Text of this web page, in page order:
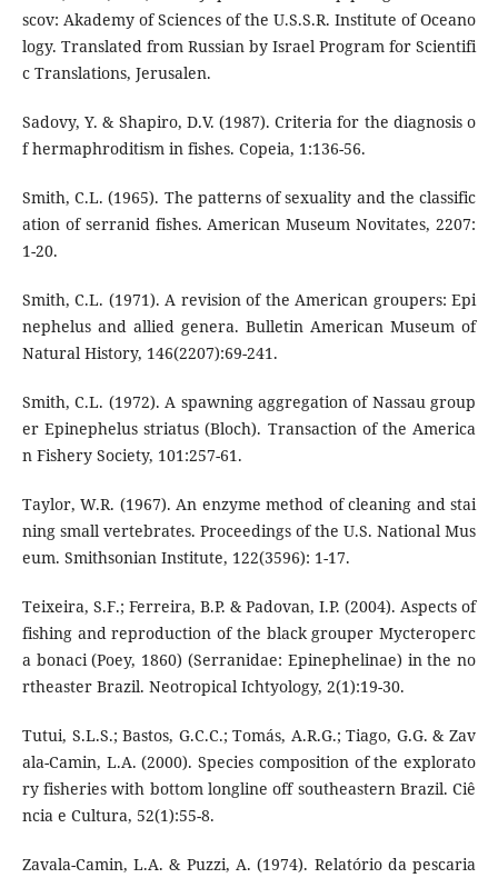
scov: Akademy of Sciences of the U.S.S.R. Institute of Oceano
logy. Translated from Russian by Israel Program for Scientifi
c Translations, Jerusalen.
Sadovy, Y. & Shapiro, D.V. (1987). Criteria for the diagnosis o
f hermaphroditism in fishes. Copeia, 1:136-56.
Smith, C.L. (1965). The patterns of sexuality and the classific
ation of serranid fishes. American Museum Novitates, 2207:
1-20.
Smith, C.L. (1971). A revision of the American groupers: Epi
nephelus and allied genera. Bulletin American Museum of
Natural History, 146(2207):69-241.
Smith, C.L. (1972). A spawning aggregation of Nassau group
er Epinephelus striatus (Bloch). Transaction of the America
n Fishery Society, 101:257-61.
Taylor, W.R. (1967). An enzyme method of cleaning and stai
ning small vertebrates. Proceedings of the U.S. National Mus
eum. Smithsonian Institute, 122(3596): 1-17.
Teixeira, S.F.; Ferreira, B.P. & Padovan, I.P. (2004). Aspects of
fishing and reproduction of the black grouper Mycteroperc
a bonaci (Poey, 1860) (Serranidae: Epinephelinae) in the no
rtheaster Brazil. Neotropical Ichtyology, 2(1):19-30.
Tutui, S.L.S.; Bastos, G.C.C.; Tomás, A.R.G.; Tiago, G.G. & Zav
ala-Camin, L.A. (2000). Species composition of the explorato
ry fisheries with bottom longline off southeastern Brazil. Ciê
ncia e Cultura, 52(1):55-8.
Zavala-Camin, L.A. & Puzzi, A. (1974). Relatório da pescaria